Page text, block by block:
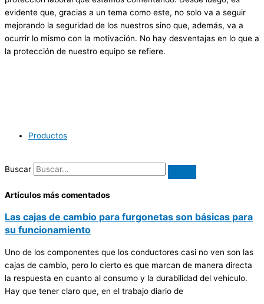
evidente que, gracias a un tema como este, no solo va a seguir
mejorando la seguridad de los nuestros sino que, además, va a
ocurrir lo mismo con la motivación. No hay desventajas en lo que a
la protección de nuestro equipo se refiere.
Productos
Buscar
Artículos más comentados
Las cajas de cambio para furgonetas son básicas para
su funcionamiento
Uno de los componentes que los conductores casi no ven son las
cajas de cambio, pero lo cierto es que marcan de manera directa
la respuesta en cuanto al consumo y la durabilidad del vehículo.
Hay que tener claro que, en el trabajo diario de